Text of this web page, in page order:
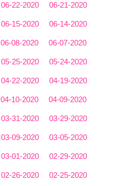
06-22-2020 06-21-2020
06-15-2020 06-14-2020
06-08-2020 06-07-2020
05-25-2020 05-24-2020
04-22-2020 04-19-2020
04-10-2020 04-09-2020
03-31-2020 03-29-2020
03-09-2020 03-05-2020
03-01-2020 02-29-2020
02-26-2020 02-25-2020